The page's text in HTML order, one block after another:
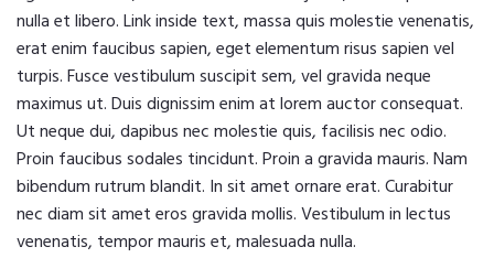
nulla et libero. Link inside text, massa quis molestie venenatis,
erat enim faucibus sapien, eget elementum risus sapien vel
turpis. Fusce vestibulum suscipit sem, vel gravida neque
maximus ut. Duis dignissim enim at lorem auctor consequat.
Ut neque dui, dapibus nec molestie quis, facilisis nec odio.
Proin faucibus sodales tincidunt. Proin a gravida mauris. Nam
bibendum rutrum blandit. In sit amet ornare erat. Curabitur
nec diam sit amet eros gravida mollis. Vestibulum in lectus
venenatis, tempor mauris et, malesuada nulla.